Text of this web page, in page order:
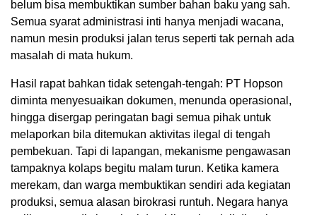
belum bisa membuktikan sumber bahan baku yang sah.
Semua syarat administrasi inti hanya menjadi wacana,
namun mesin produksi jalan terus seperti tak pernah ada
masalah di mata hukum.
Hasil rapat bahkan tidak setengah-tengah: PT Hopson
diminta menyesuaikan dokumen, menunda operasional,
hingga disergap peringatan bagi semua pihak untuk
melaporkan bila ditemukan aktivitas ilegal di tengah
pembekuan. Tapi di lapangan, mekanisme pengawasan
tampaknya kolaps begitu malam turun. Ketika kamera
merekam, dan warga membuktikan sendiri ada kegiatan
produksi, semua alasan birokrasi runtuh. Negara hanya